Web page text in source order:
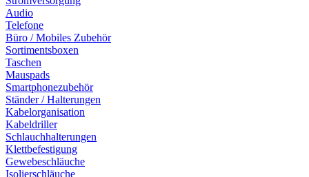
Audio
Telefone
Büro / Mobiles Zubehör
Sortimentsboxen
Taschen
Mauspads
Smartphonezubehör
Ständer / Halterungen
Kabelorganisation
Kabeldriller
Schlauchhalterungen
Klettbefestigung
Gewebeschläuche
Isolierschläuche